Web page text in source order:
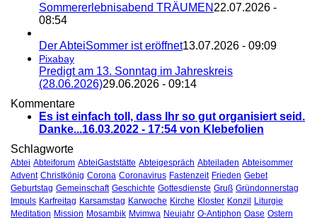
Sommererlebnisabend TRÄUMEN 22.07.2026 -
08:54
Der AbteiSommer ist eröffnet13.07.2026 - 09:09
Pixabay
Predigt am 13. Sonntag im Jahreskreis
(28.06.2026)29.06.2026 - 09:14
Kommentare
Es ist einfach toll, dass Ihr so gut organisiert seid.
Danke...16.03.2022 - 17:54 von Klebefolien
Schlagworte
Abtei Abteiforum AbteiGaststätte Abteigespräch Abteiladen Abteisommer
Advent Christkönig Corona Coronavirus Fastenzeit Frieden Gebet
Geburtstag Gemeinschaft Geschichte Gottesdienste Gruß Gründonnerstag
Impuls Karfreitag Karsamstag Karwoche Kirche Kloster Konzil
Liturgie
Meditation Mission Mosambik Mvimwa Neujahr O-Antiphon Oase Ostern